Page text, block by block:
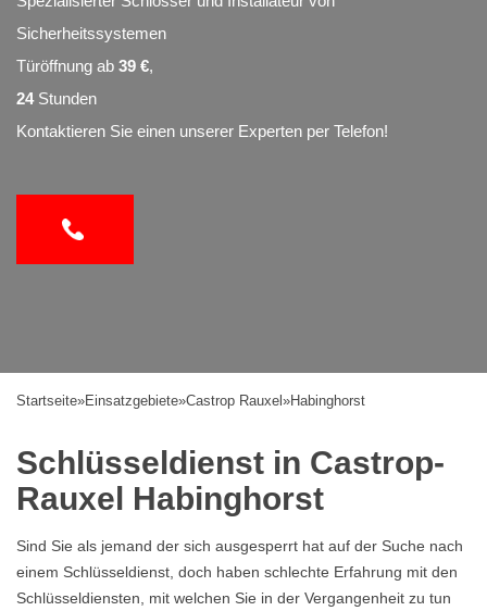
Sicherheitssystemen
Türöffnung ab 39 €,
24Stunden
Kontaktieren Sie einen unserer Experten per Telefon!
Startseite»Einsatzgebiete»Castrop Rauxel »Habinghorst
Schlüsseldienst in Castrop-
Rauxel Habinghorst
Sind Sie als jemand der sich ausgesperrt hat auf der Suche nach
einem Schlüsseldienst, doch haben schlechte Erfahrung mit den
Schlüsseldiensten, mit welchen Sie in der Vergangenheit zu tun